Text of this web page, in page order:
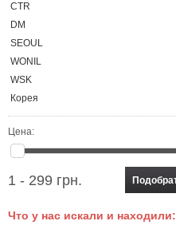
CTR
DM
SEOUL
WONIL
WSK
Корея
Цена:
1 - 299 грн.
Что у нас искали и находили: